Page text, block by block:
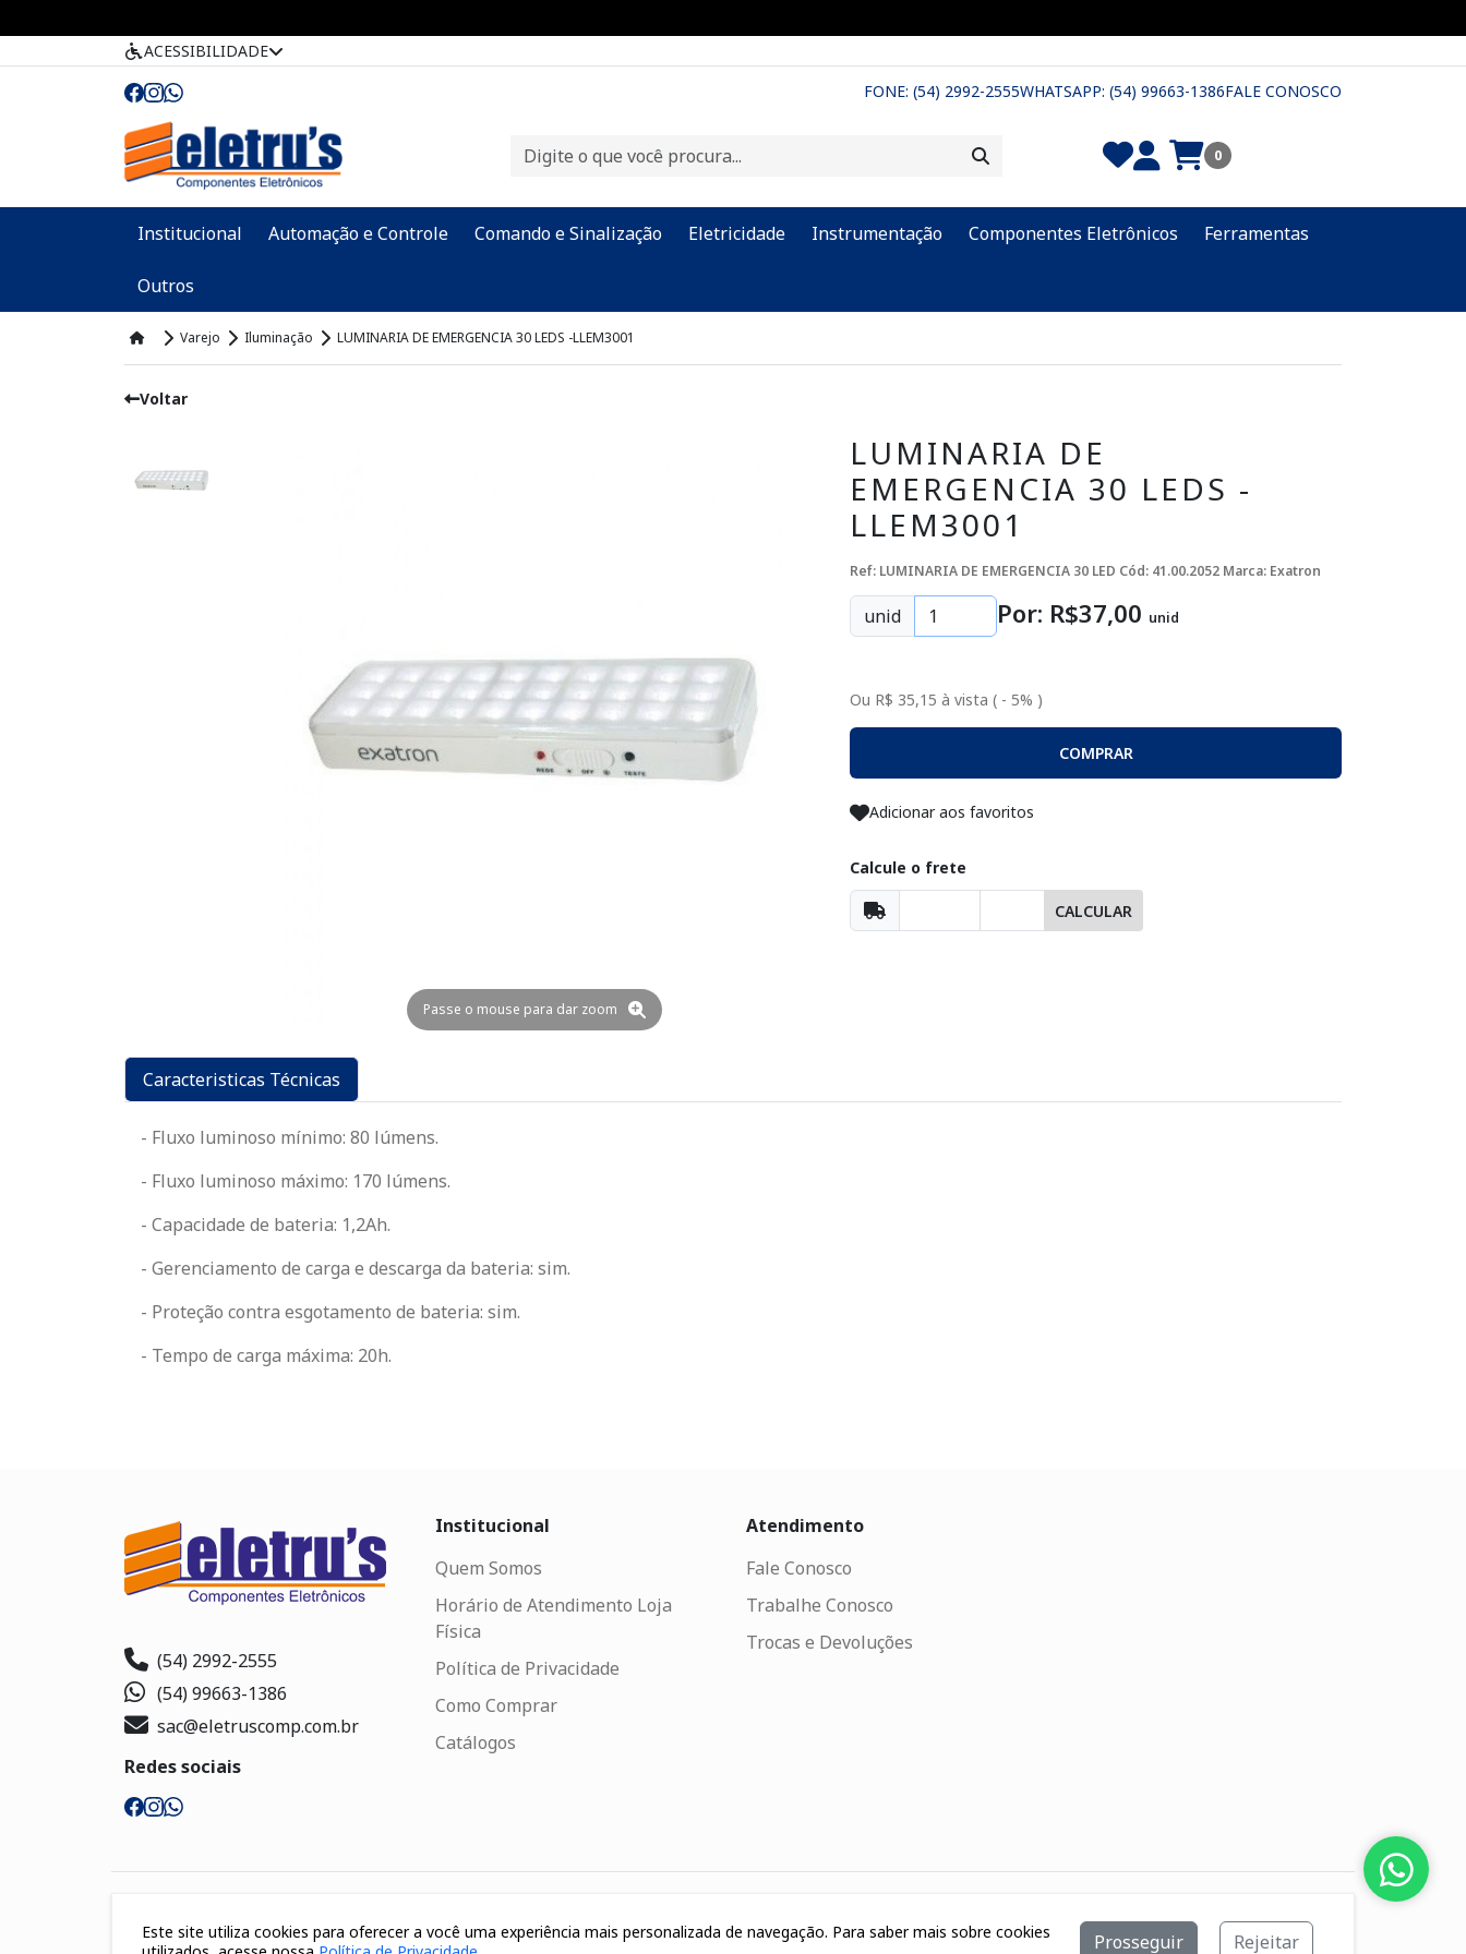
ACESSIBILIDADE
FONE: (54) 2992-2555WHATSAPP: (54) 99663-1386FALE CONOSCO
0
Institucional Automação e Controle Comando e Sinalização Eletricidade Instrumentação Componentes Eletrônicos Ferramentas
Outros
Varejo Iluminação LUMINARIA DE EMERGENCIA 30 LEDS -LLEM3001
Voltar
Passe o mouse para dar zoom
LUMINARIA DE
EMERGENCIA 30 LEDS -
LLEM3001
Ref: LUMINARIA DE EMERGENCIA 30 LED Cód: 41.00.2052 Marca: Exatron
unid Por: R$37,00 unid
Ou R$ 35,15 à vista ( - 5% )
COMPRAR
Adicionar aos favoritos
Calcule o frete
CALCULAR
Caracteristicas Técnicas
- Fluxo luminoso mínimo: 80 lúmens.
- Fluxo luminoso máximo: 170 lúmens.
- Capacidade de bateria: 1,2Ah.
- Gerenciamento de carga e descarga da bateria: sim.
- Proteção contra esgotamento de bateria: sim.
- Tempo de carga máxima: 20h.
(54) 2992-2555
(54) 99663-1386
sac@eletruscomp.com.br
Redes sociais
Institucional
Quem Somos
Horário de Atendimento Loja
Física
Política de Privacidade
Como Comprar
Catálogos
Atendimento
Fale Conosco
Trabalhe Conosco
Trocas e Devoluções
Segurança
Este site utiliza cookies para oferecer a você uma experiência mais personalizada de navegação. Para saber mais sobre cookies
Prosseguir Rejeitar